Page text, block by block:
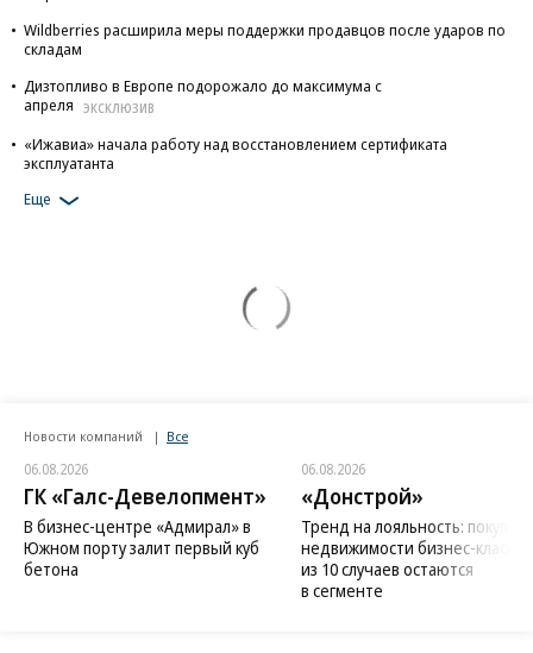
Wildberries расширила меры поддержки продавцов после ударов по
складам
Дизтопливо в Европе подорожало до максимума с
апреля
ЭКСКЛЮЗИВ
«Ижавиа» начала работу над восстановлением сертификата
эксплуатанта
Еще
Новости компаний Все
06.08.2026
ГК «Галс-Девелопмент»
В бизнес-центре «Адмирал» в
Южном порту залит первый куб
бетона
06.08.2026
«Донстрой»
Тренд на лояльность:
недвижимости бизнес-класса
из 10 случаев остаются
в сегменте